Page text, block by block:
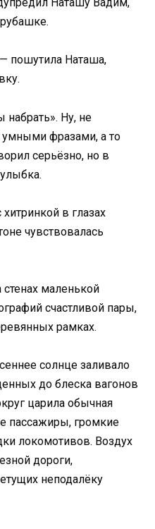
пошутила Наташа,
Ну, не
умными фразами, а то
серьёзно, но в
в глазах
чувствовалась
маленькой
счастливой пары,
рамках.
солнце заливало
до блеска вагонов
царила обычная
пассажиры, громкие
локомотивов. Воздух
дороги,
неподалёку